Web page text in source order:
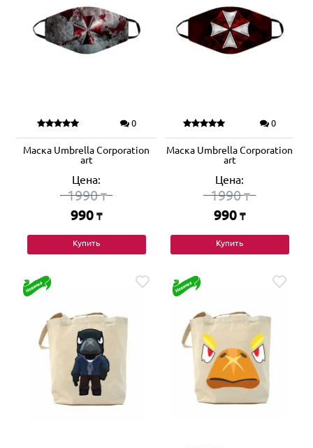
0
Маска Umbrella Corporation
art
Цена:
1990₸
990 ₸
Купить
0
Маска Umbrella Corporation
art
Цена:
1990₸
990 ₸
Купить